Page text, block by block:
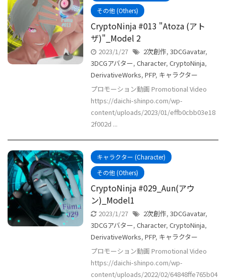
その他 (Others)
CryptoNinja #013 "Atoza (アト
ザ)"_Model 2
2023/1/27 2次創作, 3DCGavatar,
3DCGアバター, Character, CryptoNinja,
DerivativeWorks, PFP, キャラクター
プロモーション動画 Promotional Video
https://daichi-shinpo.com/wp-
content/uploads/2023/01/effb0cbb03e18
2f002d ...
キャラクター (Character)
その他 (Others)
CryptoNinja #029_Aun(アウ
ン)_Model1
2023/1/27 2次創作, 3DCGavatar,
3DCGアバター, Character, CryptoNinja,
DerivativeWorks, PFP, キャラクター
プロモーション動画 Promotional Video
https://daichi-shinpo.com/wp-
content/uploads/2022/02/64848ffe765b04